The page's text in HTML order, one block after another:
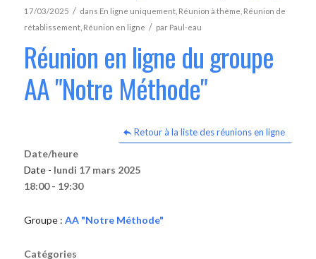
17/03/2025 / dans En ligne uniquement, Réunion à thème Réunion de
rétablissement, Réunion en ligne / par Paul-eau
Réunion en ligne du groupe
AA "Notre Méthode"
Retour à la liste des réunions en ligne
Date/heure
Date - lundi 17 mars 2025
18:00 - 19:30
Groupe : AA "Notre Méthode"
Catégories